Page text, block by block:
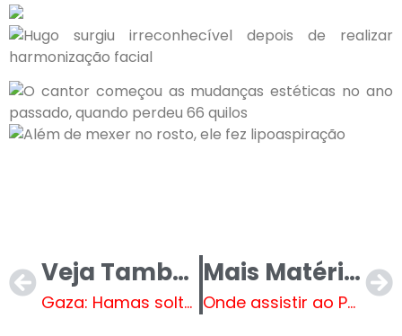
Veja Também
Gaza: Hamas solta 4 reféns israelenses em acordo de cessar-fogo
Mais Matérias
Onde assistir ao Paulistão 2025 hoje? Veja o calendário de transmissões